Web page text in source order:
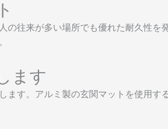
往来が多い場所でも優れた耐久性を
ます
す。アルミ製の玄関マットを使用す